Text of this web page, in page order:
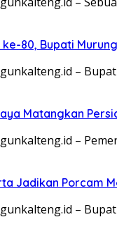
80, Bupati
–
Matangkan
–
Jadikan Porcam
–